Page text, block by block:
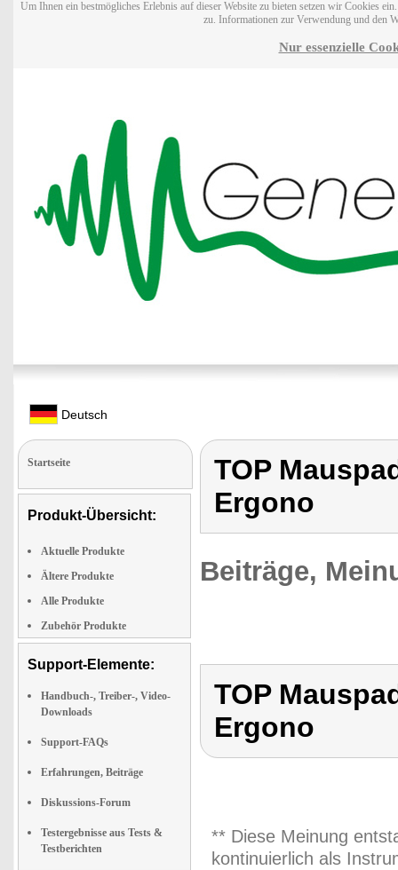
Um Ihnen ein bestmögliches Erlebnis auf dieser Website zu bieten setzen wir Cookies
zu. Informationen zur Verwendung und den
Nur essenzielle
Deutsch
Startseite
Produkt-Übersicht:
Aktuelle Produkte
Ältere Produkte
Alle Produkte
Zubehör Produkte
Support-Elemente:
Handbuch-, Treiber-, Video-
Downloads
Support-FAQs
Erfahrungen, Beiträge
Diskussions-Forum
Testergebnisse aus Tests &
Testberichten
TOP
Ergono
Beiträge,
TOP
Ergono
** Diese Meinung
kontinuierlich als